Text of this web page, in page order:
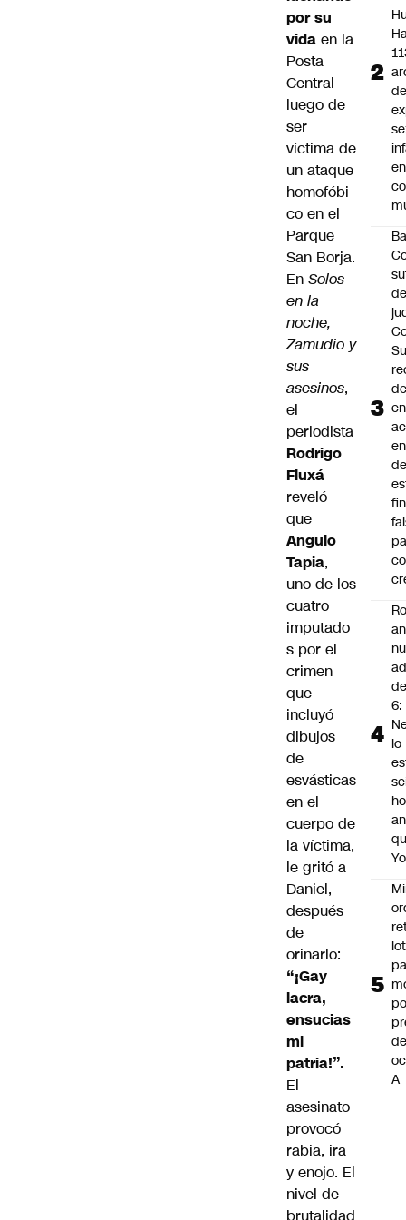
por su
vida en la
Posta
Central
luego de
ser
víctima de
un ataque
homofóbi
co en el
Parque
San Borja.
En Solos
en la
noche,
Zamudio y
sus
asesinos,
el
periodista
Rodrigo
Fluxá
reveló
que
Angulo
Tapia,
uno de los
cuatro
imputado
s por el
crimen
que
incluyó
dibujos
de
esvásticas
en el
cuerpo de
la víctima,
le gritó a
Daniel,
después
de
orinarlo:
“¡Gay
lacra,
ensucias
mi
patria!”.
El
asesinato
provocó
rabia, ira
y enojo. El
nivel de
brutalidad
de
en
de
6:
lo
de
A